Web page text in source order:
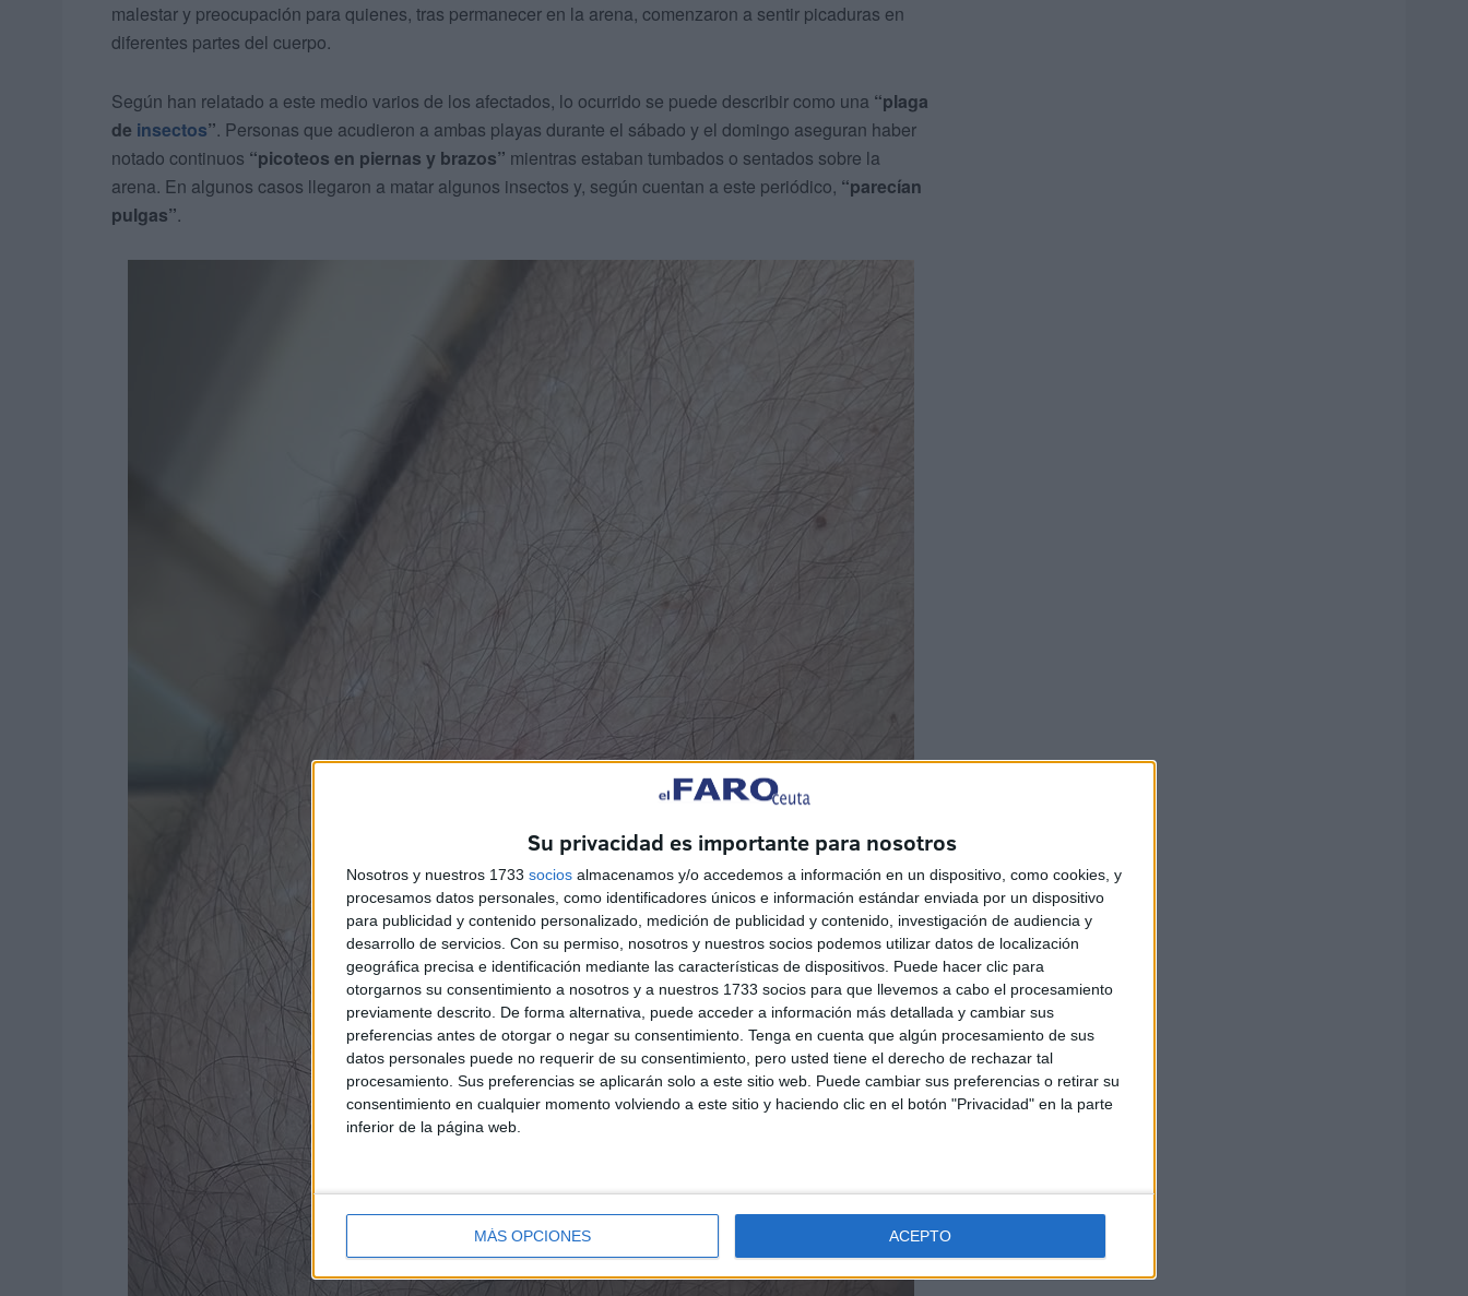
Su privacidad es importante para nosotros
Nosotros y nuestros 1733 socios almacenamos y/o accedemos a información en un dispositivo, como cookies, y
procesamos datos personales, como identificadores únicos e información estándar enviada por un dispositivo
para publicidad y contenido personalizado, medición de publicidad y contenido, investigación de audiencia y
desarrollo de servicios. Con su permiso, nosotros y nuestros socios podemos utilizar datos de localización
geográfica precisa e identificación mediante las características de dispositivos. Puede hacer clic para
otorgarnos su consentimiento a nosotros y a nuestros 1733 socios para que llevemos a cabo el procesamiento
previamente descrito. De forma alternativa, puede acceder a información más detallada y cambiar sus
preferencias antes de otorgar o negar su consentimiento. Tenga en cuenta que algún procesamiento de sus
datos personales puede no requerir de su consentimiento, pero usted tiene el derecho de rechazar tal
procesamiento. Sus preferencias se aplicarán solo a este sitio web. Puede cambiar sus preferencias o retirar su
consentimiento en cualquier momento volviendo a este sitio y haciendo clic en el botón "Privacidad" en la parte
inferior de la página web.
MÁS OPCIONES ACEPTO
malestar y preocupación para quienes, tras permanecer en la arena, comenzaron a sentir picaduras en
diferentes partes del cuerpo.
Según han relatado a este medio varios de los afectados, lo ocurrido se puede describir como una “plaga
de insectos”. Personas que acudieron a ambas playas durante el sábado y el domingo aseguran haber
notado continuos “picoteos en piernas y brazos” mientras estaban tumbados o sentados sobre la
arena. En algunos casos llegaron a matar algunos insectos y, según cuentan a este periódico, “parecían
pulgas”.